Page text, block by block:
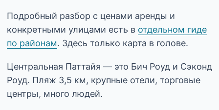
Подробный разбор с ценами аренды и
конкретными улицами есть в отдельном гиде
по районам. Здесь только карта в голове.
Центральная Паттайя — это Бич Роуд и Сэконд
Роуд. Пляж 3,5 км, крупные отели, торговые
центры, много людей.